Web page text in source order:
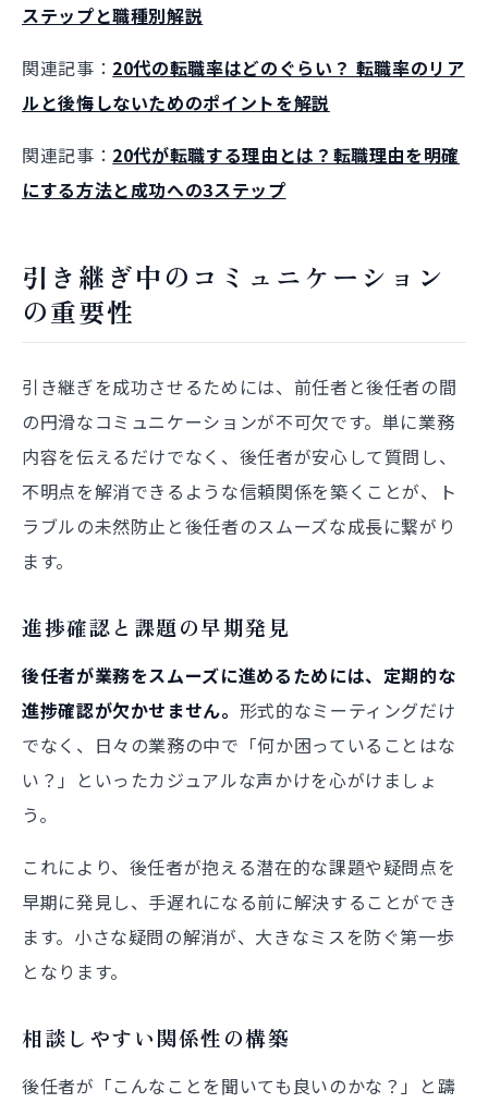
ステップと職種別解説
関連記事： 20代の転職率はどのぐらい？ 転職率のリア
ルと後悔しないためのポイントを解説
関連記事： 20代が転職する理由とは？転職理由を明確
にする方法と成功への3ステップ
引き継ぎ中のコミュニケーション
の重要性
引き継ぎを成功させるためには、前任者と後任者の間
の円滑なコミュニケーションが不可欠です。単に業務
内容を伝えるだけでなく、後任者が安心して質問し、
不明点を解消できるような信頼関係を築くことが、ト
ラブルの未然防止と後任者のスムーズな成長に繋がり
ます。
進捗確認と課題の早期発見
後任者が業務をスムーズに進めるためには、定期的な
進捗確認が欠かせません。 形式的なミーティングだけ
でなく、日々の業務の中で「何か困っていることはな
い？」といったカジュアルな声かけを心がけましょ
う。
これにより、後任者が抱える潜在的な課題や疑問点を
早期に発見し、手遅れになる前に解決することができ
ます。小さな疑問の解消が、大きなミスを防ぐ第一歩
となります。
相談しやすい関係性の構築
後任者が「こんなことを聞いても良いのかな？」と躊